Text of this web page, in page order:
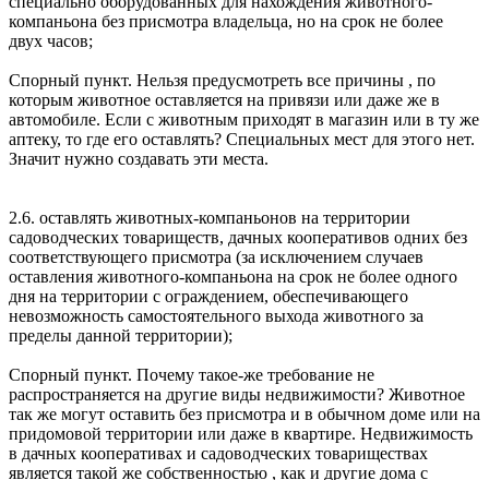
компаньона без присмотра владельца, но на срок не более
двух часов;
Спорный пункт. Нельзя предусмотреть все причины , по
которым животное оставляется на привязи или даже же в
автомобиле. Если с животным приходят в магазин или в ту же
аптеку, то где его оставлять? Специальных мест для этого нет.
Значит нужно создавать эти места.
2.6. оставлять животных-компаньонов на территории
садоводческих товариществ, дачных кооперативов одних без
соответствующего присмотра (за исключением случаев
оставления животного-компаньона на срок не более одного
дня на территории с ограждением, обеспечивающего
невозможность самостоятельного выхода животного за
пределы данной территории);
Спорный пункт. Почему такое-же требование не
распространяется на другие виды недвижимости? Животное
так же могут оставить без присмотра и в обычном доме или на
придомовой территории или даже в квартире. Недвижимость
в дачных кооперативах и садоводческих товариществах
является такой же собственностью , как и другие дома с